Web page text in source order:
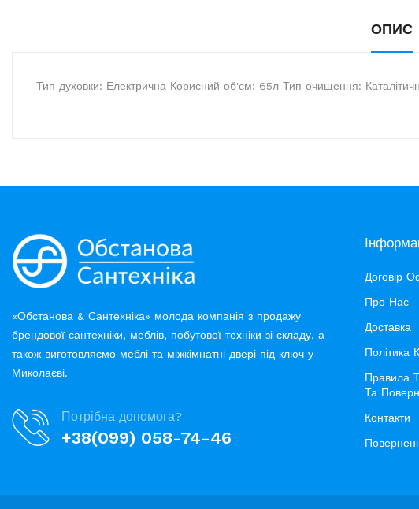
ОПИС
Тип духовки: Електрична Корисний об'єм: 65л Тип очищення:
«Обстанова & Сантехніка» молода компанія з продажу
брендової сантехніки, меблів, побутової техніки зі складу, а
також виготовляємо меблі та міжкімнатні двері під ключ у
Миколаєві.
Потрібна допомога?
+38(099) 058-74-46
Договір
Про Нас
Доставка
Політика
Правила
Та
Контакти